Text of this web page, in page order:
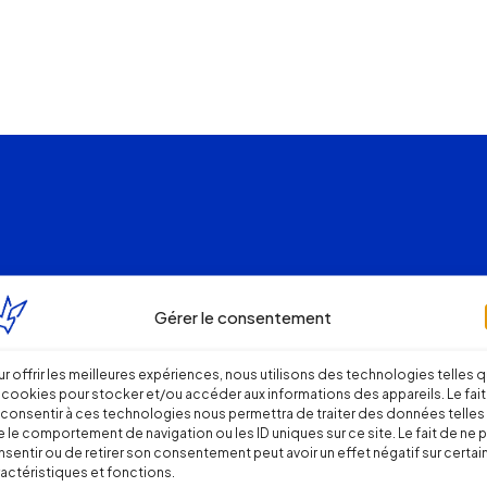
Gérer le consentement
offrir les meilleures expériences, nous utilisons des technologies telles
cookies pour stocker et/ou accéder aux informations des appareils. Le fait
à ces technologies nous permettra de traiter des données telles
le comportement de navigation ou les ID uniques sur ce site. Le fait de ne
ou de retirer son consentement peut avoir un effet négatif sur
et fonctions.